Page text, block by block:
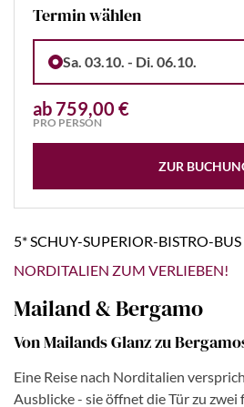
Termin wählen
Sa. 03.10. - Di. 06.10.
ab 759,00 €
PRO PERSON
ZUR
5* SCHUY-SUPERIOR-BISTRO-BUS
NORDITALIEN ZUM VERLIEBEN!
Mailand & Bergamo
Von Mailands Glanz zu
Eine Reise nach Norditalien
Ausblicke - sie öffnet die Tür zu